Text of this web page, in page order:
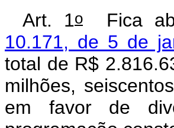
Art. 1o Fica
10.171, de 5 de
total de R$
milhões,
em favor de